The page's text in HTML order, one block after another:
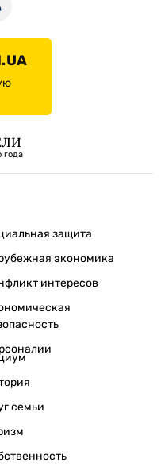
года
защита
экономика
интересов
семьи